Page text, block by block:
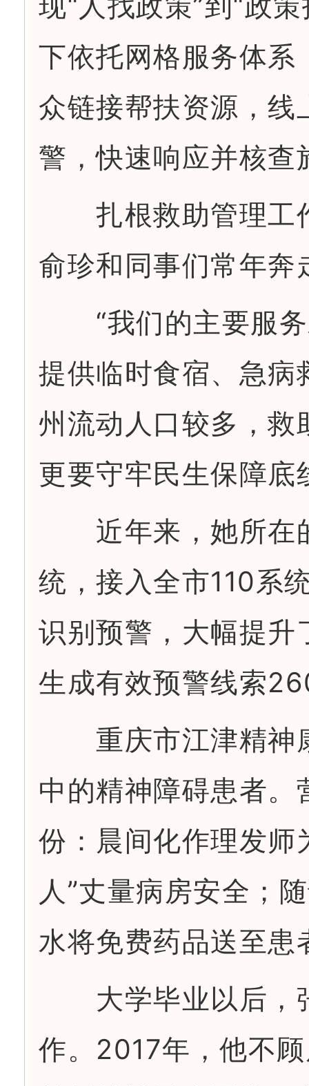
下依托网格服务体系
众链接帮扶资源，
警，快速响应并核查
扎根救助管理工作
俞珍和同事们常年
“我们的主要服务
提供临时食宿、急病
州流动人口较多，
更要守牢民生保障底
近年来，她所在的
统，接入全市110系
识别预警，大幅提
生成有效预警线索
重庆市江津精神
中的精神障碍患者
份：晨间化作理发师
人”丈量病房安全；
水将免费药品送至
大学毕业以后，
作。2017年，他不